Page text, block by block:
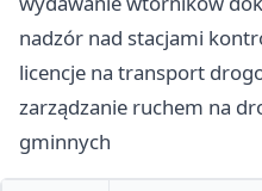
nadzór nad stacjami
licencje na transport
zarządzanie ruchem na
gminnych